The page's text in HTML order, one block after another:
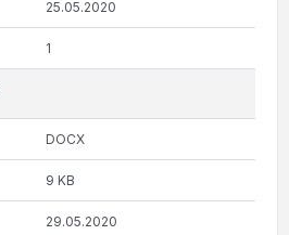
25.05.2020
1
DOCX
9 KB
29.05.2020